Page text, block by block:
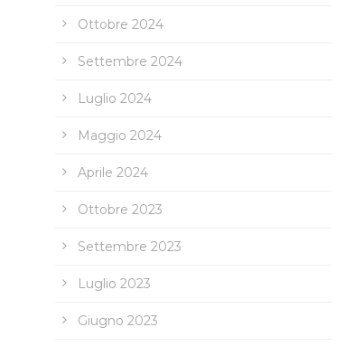
Ottobre 2024
Settembre 2024
Luglio 2024
Maggio 2024
Aprile 2024
Ottobre 2023
Settembre 2023
Luglio 2023
Giugno 2023